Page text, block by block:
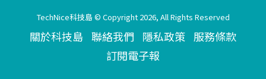
TechNice科技島 © Copyright 2026, All Rights Reserved
關於科技島 聯絡我們 隱私政策 服務條款
訂閱電子報